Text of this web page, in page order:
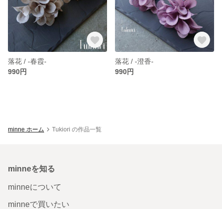
落花 / -春霞-
990円
落花 / -澄香-
990円
minne ホーム Tukiori の作品一覧
minneを知る
minneについて
minneで買いたい